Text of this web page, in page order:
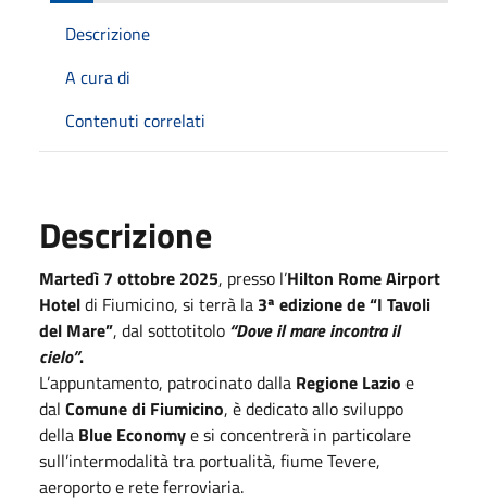
Descrizione
A cura di
Contenuti correlati
Descrizione
Martedì 7 ottobre 2025, presso l’Hilton Rome Airport
Hoteldi Fiumicino, si terrà la 3ª edizione de “I Tavoli
del Mare”, dal sottotitolo “Dove il mare incontra il
cielo”.
L’appuntamento, patrocinato dalla Regione Lazio e
dal Comune di Fiumicino, è dedicato allo sviluppo
della Blue Economye si concentrerà in particolare
sull’intermodalità tra portualità, fiume Tevere,
aeroporto e rete ferroviaria.